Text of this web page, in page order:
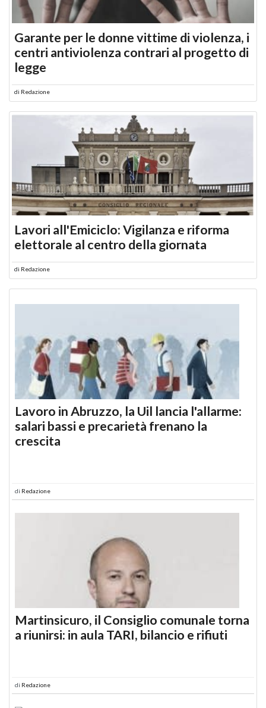
Garante per le donne vittime di violenza, i
centri antiviolenza contrari al progetto di
legge
di Redazione
Lavori all'Emiciclo: Vigilanza e riforma
elettorale al centro della giornata
di Redazione
Lavoro in Abruzzo, la Uil lancia l'allarme:
salari bassi e precarietà frenano la
crescita
di Redazione
Martinsicuro, il Consiglio comunale torna
a riunirsi: in aula TARI, bilancio e rifiuti
di Redazione